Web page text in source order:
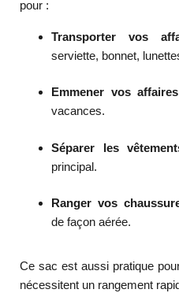
pour :
Transporter vos
serviette, bonnet,
Emmener vos
vacances.
Séparer les
principal.
Ranger vos
de façon aérée.
Ce sac est aussi pratique
nécessitent un rangement